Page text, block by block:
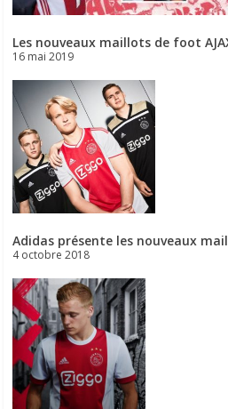
Les nouveaux maillots de foot
16 mai 2019
Adidas présente les nouveaux
4 octobre 2018